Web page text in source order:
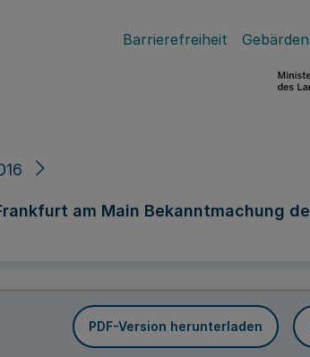
Barrierefreiheit
am Main Bekanntmachung
PDF-Version herunterladen